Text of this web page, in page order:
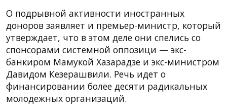
О подрывной активности иностранных
доноров заявляет и премьер-министр, который
утверждает, что в этом деле они спелись со
спонсорами системной оппозици — экс-
банкиром Мамукой Хазарадзе и экс-министром
Давидом Кезерашвили. Речь идет о
финансировании более десяти радикальных
молодежных организаций.